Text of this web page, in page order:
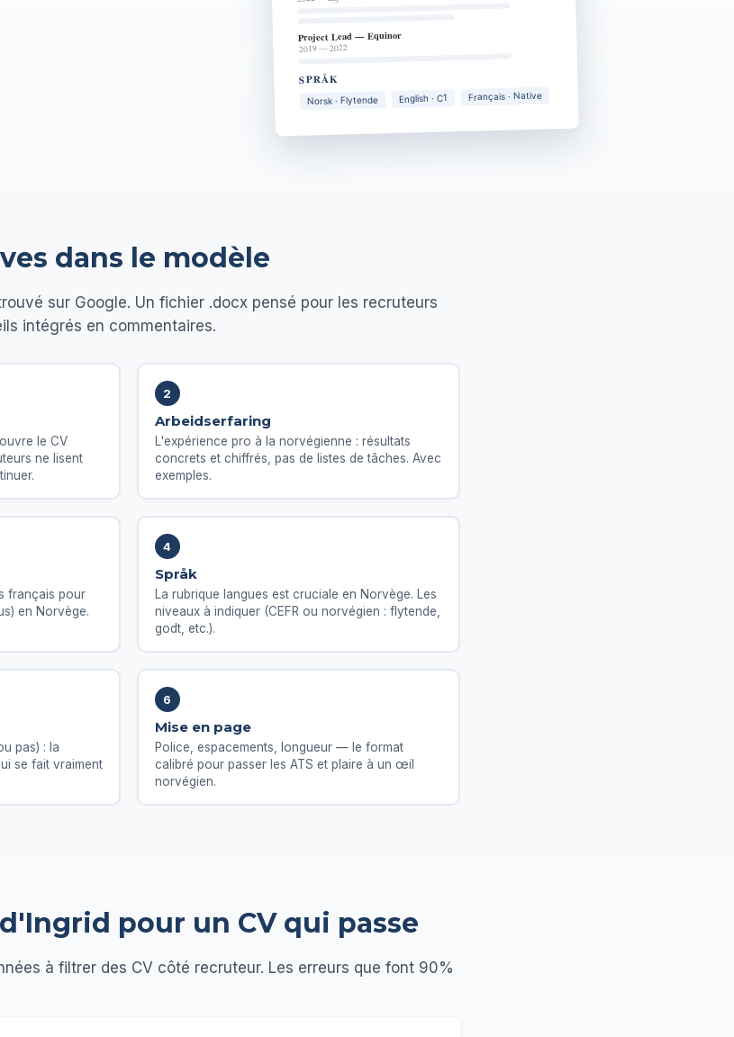
Project Lead — Equinor
2019 — 2022
SPRÅK
Norsk · Flytende English · C1 Français · Native
dans le modèle
sur Google. Un fichier .docx pensé pour les recruteurs
intégrés en commentaires.
le CV
ne lisent
2
Arbeidserfaring
L'expérience pro à la norvégienne : résultats
concrets et chiffrés, pas de listes de tâches. Avec
exemples.
français pour
en Norvège.
4
Språk
La rubrique langues est cruciale en Norvège. Les
niveaux à indiquer (CEFR ou norvégien : flytende,
godt, etc.).
pas) : la
se fait vraiment
6
Mise en page
Police, espacements, longueur — le format
calibré pour passer les ATS et plaire à un œil
norvégien.
pour un CV qui passe
à filtrer des CV côté recruteur. Les erreurs que font 90%